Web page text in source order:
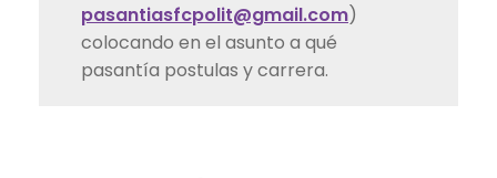
pasantiasfcpolit@gmail.com)
colocando en el asunto a qué
pasantía postulas y carrera.